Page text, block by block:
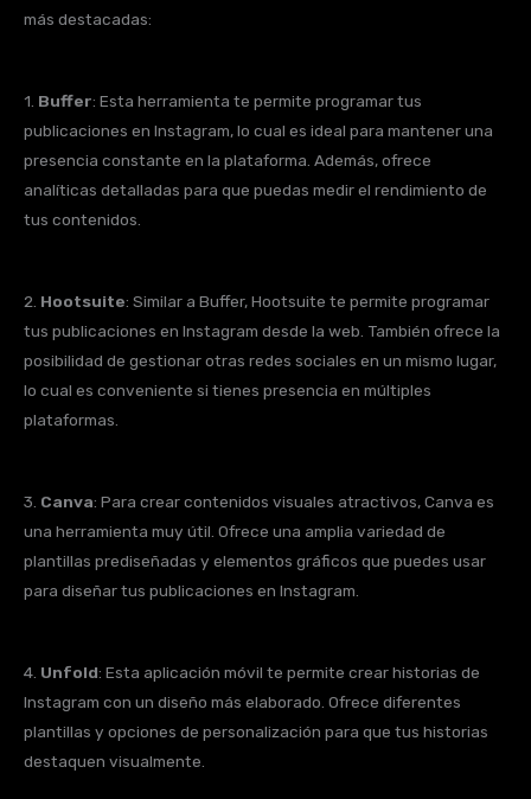
más destacadas:
1. Buffer: Esta herramienta te permite programar tus
publicaciones en Instagram, lo cual es ideal para mantener una
presencia constante en la plataforma. Además, ofrece
analíticas detalladas para que puedas medir el rendimiento de
tus contenidos.
2. Hootsuite: Similar a Buffer, Hootsuite te permite programar
tus publicaciones en Instagram desde la web. También ofrece la
posibilidad de gestionar otras redes sociales en un mismo lugar,
lo cual es conveniente si tienes presencia en múltiples
plataformas.
3. Canva: Para crear contenidos visuales atractivos, Canva es
una herramienta muy útil. Ofrece una amplia variedad de
plantillas prediseñadas y elementos gráficos que puedes usar
para diseñar tus publicaciones en Instagram.
4. Unfold: Esta aplicación móvil te permite crear historias de
Instagram con un diseño más elaborado. Ofrece diferentes
plantillas y opciones de personalización para que tus historias
destaquen visualmente.